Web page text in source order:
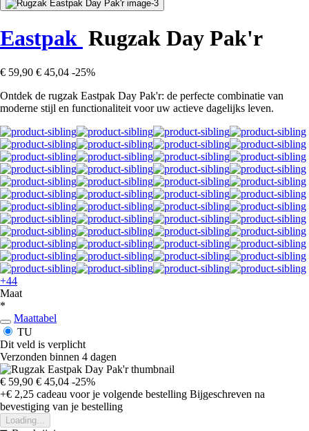
Eastpak Rugzak Day Pak'r
€ 59,90 € 45,04 -25%
Ontdek de rugzak Eastpak Day Pak'r: de perfecte combinatie van
moderne stijl en functionaliteit voor uw actieve dagelijks leven.
+44
Maat
*
Maattabel
TU
Dit veld is verplicht
Verzonden binnen 4 dagen
€ 59,90 € 45,04 -25%
+€ 2,25 cadeau voor je volgende bestelling Bijgeschreven na
bevestiging van je bestelling
Loading...